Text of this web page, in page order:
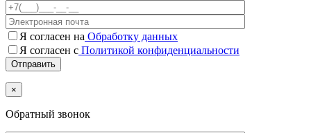
Я согласен на Обработку данных
Я согласен с Политикой конфиденциальности
×
Обратный звонок